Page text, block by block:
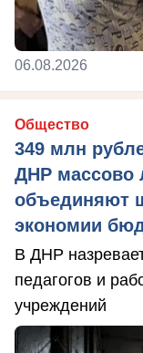
06.08.2026
Общество
349 млн
ДНР массово
объединяют
экономии
В ДНР
педагогов и
учреждений